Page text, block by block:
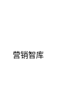
营销智库